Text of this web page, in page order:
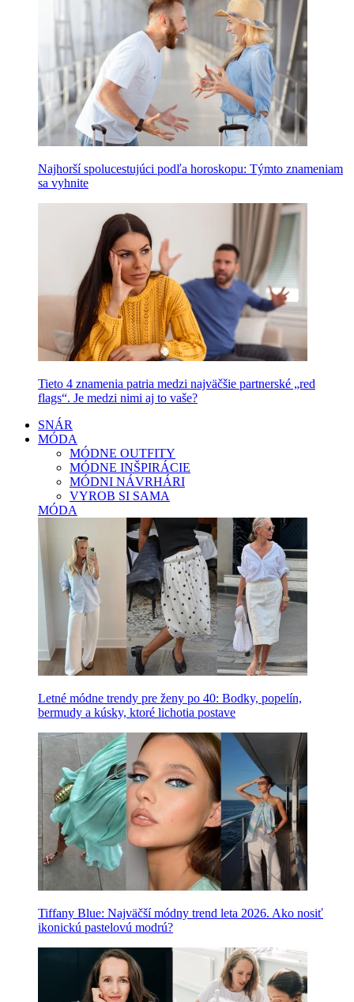
Najhorší spolucestujúci podľa horoskopu: Týmto znameniam
sa vyhnite
Tieto 4 znamenia patria medzi najväčšie partnerské „red
flags“. Je medzi nimi aj to vaše?
SNÁR
MÓDA
MÓDNE OUTFITY
MÓDNE INŠPIRÁCIE
MÓDNI NÁVRHÁRI
VYROB SI SAMA
MÓDA
Letné módne trendy pre ženy po 40: Bodky, popelín,
bermudy a kúsky, ktoré lichotia postave
Tiffany Blue: Najväčší módny trend leta 2026. Ako nosiť
ikonickú pastelovú modrú?